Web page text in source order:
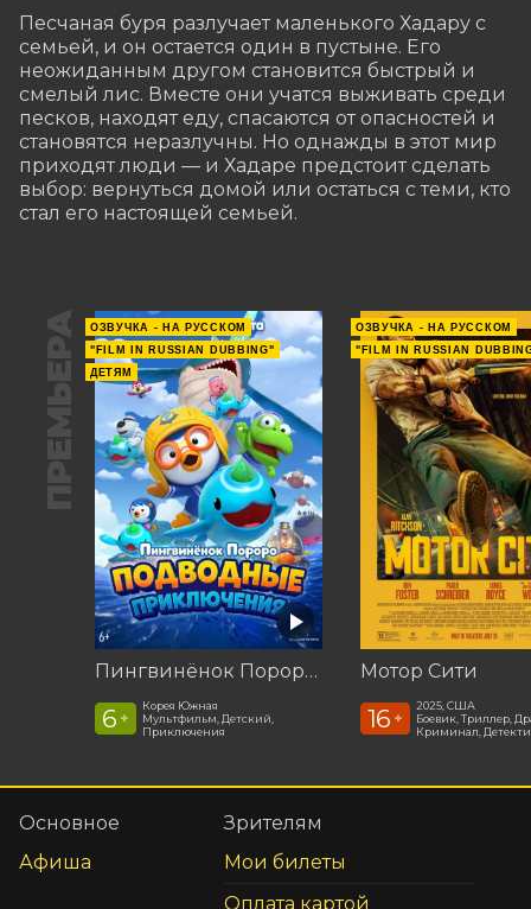
Песчаная буря разлучает маленького Хадару с
семьей, и он остается один в пустыне. Его
неожиданным другом становится быстрый и
смелый лис. Вместе они учатся выживать среди
песков, находят еду, спасаются от опасностей и
становятся неразлучны. Но однажды в этот мир
приходят люди — и Хадаре предстоит сделать
выбор: вернуться домой или остаться с теми, кто
стал его настоящей семьей.
ПРЕМЬЕРА
ОЗВУЧКА - НА РУССКОМ
"FILM IN RUSSIAN DUBBING"
ДЕТЯМ
Пингвинёнок Пороро: Подводные приключения
6 +
Корея Южная
Мультфильм, Детский,
Приключения
ОЗВУЧКА - НА РУССКОМ
"FILM IN RUSSIAN
Мотор Сити
16 +
2025, США
Боевик, Триллер,
Криминал,
Основное
Афиша
Зрителям
Мои билеты
Оплата картой